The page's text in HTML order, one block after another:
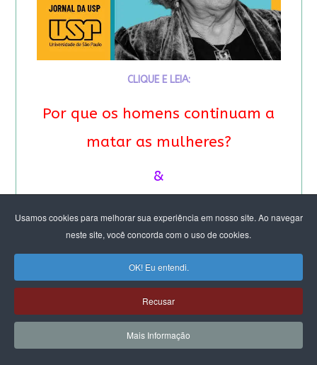
Usamos cookies para melhorar sua experiência em nosso site. Ao navegar
neste site, você concorda com o uso de cookies.
OK! Eu entendi.
Recusar
Mais Informação
CLIQUE E LEIA:
Por que os homens continuam a
matar as mulheres?
&
Feminicídio: “A noção de
propriedade é profunda”.
Entrevista especial com Eva
Alterman Blay